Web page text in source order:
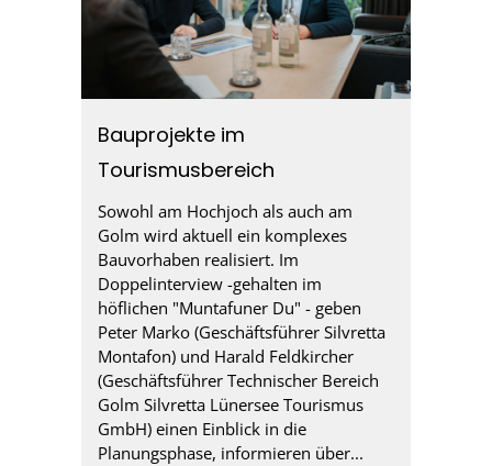
Bauprojekte im
Tourismusbereich
Sowohl am Hochjoch als auch am
Golm wird aktuell ein komplexes
Bauvorhaben realisiert. Im
Doppelinterview -gehalten im
höflichen "Muntafuner Du" - geben
Peter Marko (Geschäftsführer Silvretta
Montafon) und Harald Feldkircher
(Geschäftsführer Technischer Bereich
Golm Silvretta Lünersee Tourismus
GmbH) einen Einblick in die
Planungsphase, informieren über...